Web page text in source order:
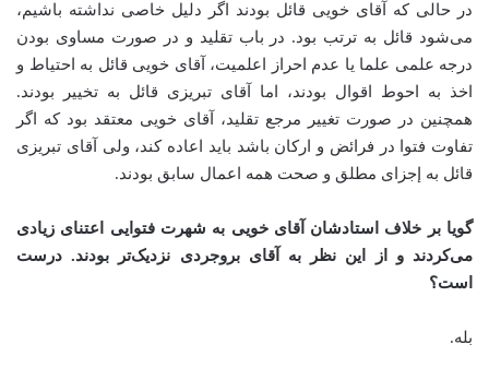
در حالی که آقای خویی قائل بودند اگر دلیل خاصی نداشته باشیم،
می‌شود قائل به ترتب بود. در باب تقلید و در صورت مساوی بودن
درجه علمی علما یا عدم احراز اعلمیت، آقای خویی قائل به احتیاط و
اخذ به احوط اقوال بودند، اما آقای تبریزی قائل به تخییر بودند.
همچنین در صورت تغییر مرجع تقلید، آقای خویی معتقد بود که اگر
تفاوت فتوا در فرائض و ارکان باشد باید اعاده کند، ولی آقای تبریزی
قائل به إجزای مطلق و صحت همه اعمال سابق بودند.
گویا بر خلاف استادشان آقای خویی به شهرت فتوایی اعتنای زیادی
می‌کردند و از این نظر به آقای بروجردی نزدیک‌تر بودند. درست
است؟
بله.